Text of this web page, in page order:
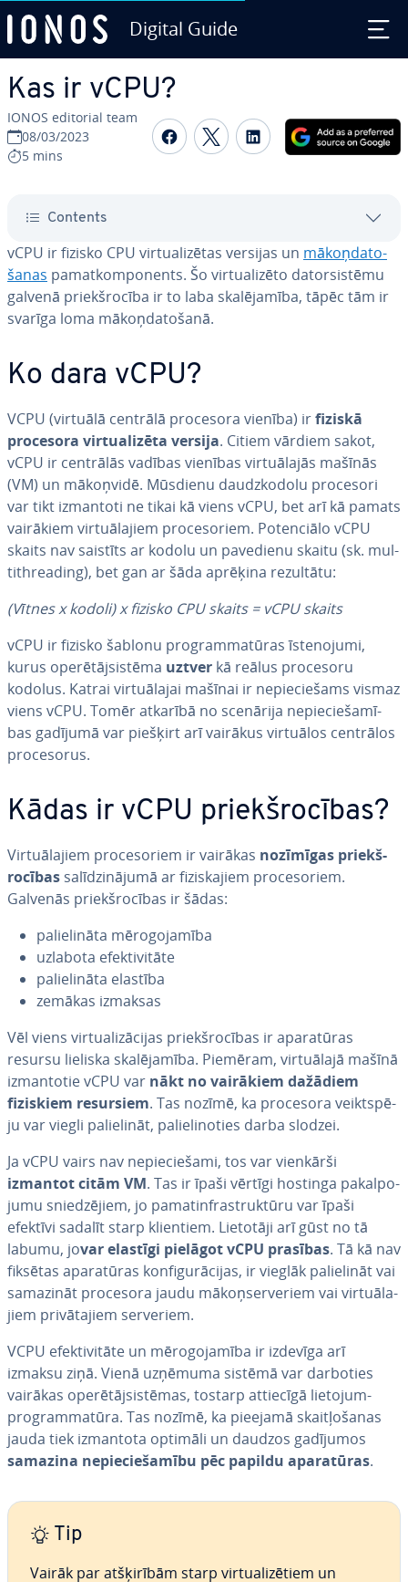
Digital Guide
Kas ir vCPU?
IONOS editorial team
08/03/2023
5 mins
Share on Facebook
Share on Twitter
Share on
Contents
vCPU ir fizisko CPU vir­tua­li­zē­tas versijas un mā­koņ­da­to­
ša­nas pa­mat­kom­po­nents. Šo vir­tua­li­zē­to da­torsis­tē­mu
galvenā priekš­ro­cī­ba ir to laba ska­lē­ja­mī­ba, tāpēc tām ir
svarīga loma mā­koņ­da­to­ša­nā.
Ko dara vCPU?
VCPU (virtuālā centrālā procesora vienība) irfiziskā
procesora vir­tua­li­zē­ta versija. Citiem vārdiem sakot,
vCPU ir centrālās vadības vienības vir­tuā­la­jās mašīnās
(VM) un mākoņvidē. Mūsdienu daudzko­do­lu procesori
var tikt izmantoti ne tikai kā viens vCPU, bet arī kā pamats
vairākiem vir­tuā­la­jiem pro­ce­so­riem. Po­ten­ciā­lo vCPU
skaits nav saistīts ar kodolu un pavedienu skaitu (sk. mul­
tithrea­ding), bet gan ar šāda aprēķina rezultātu:
(Vītnes x kodoli) x fizisko CPU skaits = vCPU skaits
vCPU ir fizisko šablonu prog­ram­ma­tū­ras īs­te­no­ju­mi,
kurus ope­rē­tājsis­tē­ma uztver kā reālus procesoru
kodolus. Katrai vir­tuā­la­jai mašīnai ir ne­pie­cie­šams vismaz
viens vCPU. Tomēr atkarībā no scenārija ne­pie­cie­ša­mī­
bas gadījumā var piešķirt arī vairākus virtuālos centrālos
pro­ce­so­rus.
Kādas ir vCPU priekš­ro­cī­bas?
Vir­tuā­la­jiem pro­ce­so­riem ir vairākas nozīmīgas priekš­
ro­cī­bas sa­lī­dzi­nā­ju­mā ar fi­zis­ka­jiem pro­ce­so­riem.
Galvenās priekš­ro­cī­bas ir šādas:
pa­lie­li­nā­ta mē­ro­go­ja­mī­ba
uzlabota efek­ti­vi­tā­te
pa­lie­li­nā­ta elastība
zemākas izmaksas
Vēl viens vir­tua­li­zā­ci­jas priekš­ro­cī­bas ir ap­ara­tū­ras
resursu lieliska ska­lē­ja­mī­ba. Piemēram, vir­tuā­la­jā mašīnā
iz­man­to­tie vCPU var nākt no vairākiem dažādiem
fiziskiem resursiem. Tas nozīmē, ka procesora veikt­spē­
ju var viegli pa­lie­li­nāt, pa­lie­li­no­ties darba slodzei.
Ja vCPU vairs nav ne­pie­cie­ša­mi, tos var vienkārši
izmantot citām VM. Tas ir īpaši vērtīgi hostinga pa­kal­po­
ju­mu snie­dzē­jiem, jo pa­ma­tin­fras­truk­tū­ru var īpaši
efektīvi sadalīt starp klientiem. Lietotāji arī gūst no tā
labumu, jovar elastīgi pielāgot vCPU prasības. Tā kā nav
fiksētas ap­ara­tū­ras kon­fi­gu­rā­ci­jas, ir vieglāk pa­lie­li­nāt vai
samazināt procesora jaudu mā­koņser­ve­riem vai vir­tuā­la­
jiem pri­vā­ta­jiem serveriem.
VCPU efek­ti­vi­tā­te un mē­ro­go­ja­mī­ba ir izdevīga arī
izmaksu ziņā. Vienā uzņēmuma sistēmā var darboties
vairākas ope­rē­tājsis­tē­mas, tostarp attiecīgā lie­to­jum­
prog­ram­ma­tū­ra. Tas nozīmē, ka pieejamā skait­ļo­ša­nas
jauda tiek izmantota optimāli un daudzos gadījumos
samazina ne­pie­cie­ša­mī­bu pēc papildu ap­ara­tū­ras.
Tip
Vairāk par at­šķi­rī­bām starp vir­tua­li­zē­tiem un